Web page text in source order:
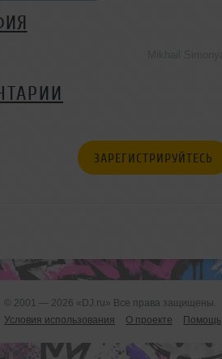
ЗАРЕГИСТРИРУЙТЕСЬ
© 2001 — 2026 «DJ.ru» Все права защищены.
Условия использования
О проекте Помощь